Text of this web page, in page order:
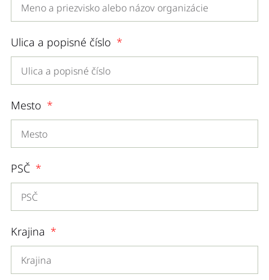
Ulica a popisné číslo
Mesto
PSČ
Krajina